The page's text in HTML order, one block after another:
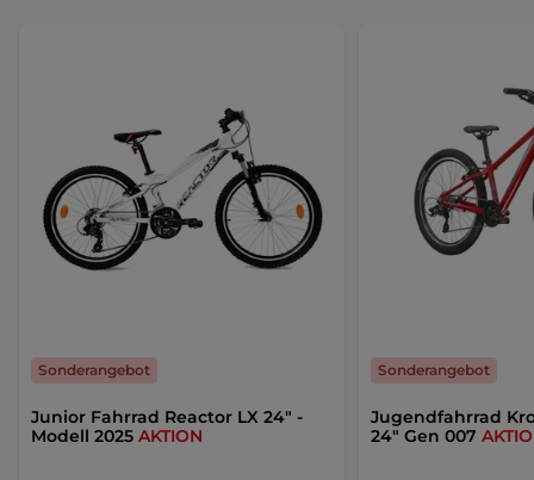
Junior Fahrrad Reactor LX 24" -
Modell 2025 AKTION
Sonderangebot
Jugendfahrrad
24" Gen 007
Sonderangebot